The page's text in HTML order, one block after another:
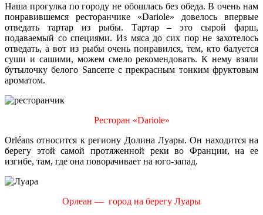
Наша прогулка по городу не обошлась без обеда. В очень нам
понравившемся ресторанчике «Dariole» довелось впервые
отведать тартар из рыбы. Тартар – это сырой фарш,
подаваемый со специями. Из мяса до сих пор не захотелось
отведать, а вот из рыбы очень понравился, тем, кто балуется
суши и сашими, можем смело рекомендовать. К нему взяли
бутылочку белого Sancerre с прекрасным тонким фруктовым
ароматом.
Ресторан «Dariole»
Orléans относится к региону Долина Луары. Он находится на
берегу этой самой протяженной реки во Франции, на ее
изгибе, там, где она поворачивает на юго-запад.
Орлеан — город на берегу Луары